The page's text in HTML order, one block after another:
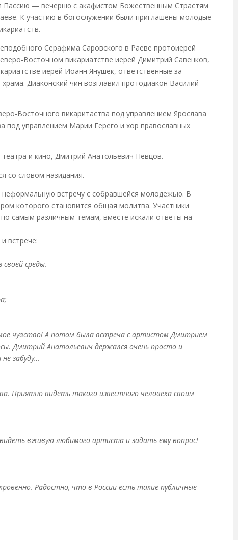
Пассию — вечерню с акафистом Божественным Страстям
К участию в богослужении были приглашены молодые
Серафима Саровского в Раеве протоиерей
Восточном викариатстве иерей Димитрий Савенков,
иерей Иоанн Янушек, ответственные за
Диаконский чин возглавил протодиакон Василий
Восточного викаритаства под управлением Ярослава
управлением Марии Герего и хор православных
и кино, Дмитрий Анатольевич Певцов.
со словом назидания.
встречу с собравшейся молодежью. В
которого становится общая молитва. Участники
самым различным темам, вместе искали ответы на
встрече:
среды.
чувство!А потом была встреча с артистом Дмитрием
Дмитрий Анатольевич держался очень просто и
забуду…
Приятно видеть такого известного человека своим
вживую любимого артиста и задать ему вопрос!
Радостно, что в России есть такие публичные